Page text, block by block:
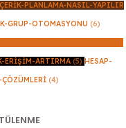
PLANLAMA-NASIL-YAPILIR
GRUP-OTOMASYONU (6)
ERIŞIM-ARTIRMA (5) HESAP-
ÇÖZÜMLERI (4)